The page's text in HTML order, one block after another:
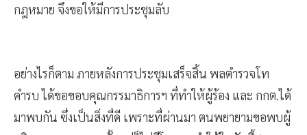
กฎหมาย จึงขอให้มีการประชุมลับ
อย่างไรก็ตาม ภายหลังการประชุมเสร็จสิ้น พลตำรวจโท
คำรบ ได้ขอขอบคุณกรรมาธิการฯ ที่ทำให้ผู้ร้อง และ กกต.ได้
มาพบกัน ซึ่งเป็นสิ่งที่ดี เพราะที่ผ่านมา ตนพยายามขอพบผู้